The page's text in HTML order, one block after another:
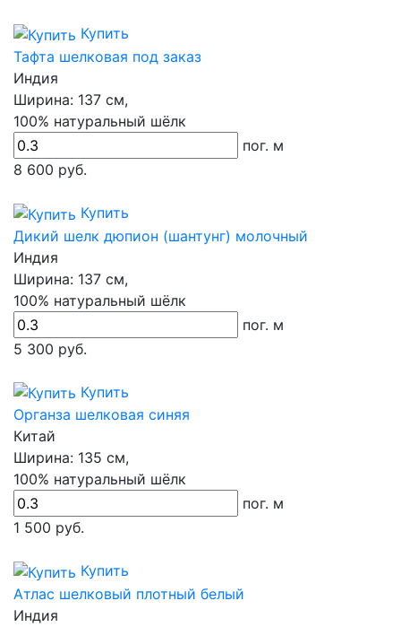
Купить
Тафта шелковая под заказ
Индия
Ширина: 137 см,
100% натуральный шёлк
пог. м
8 600руб.
Купить
Дикий шелк дюпион (шантунг) молочный
Индия
Ширина: 137 см,
100% натуральный шёлк
пог. м
5 300руб.
Купить
Органза шелковая синяя
Китай
Ширина: 135 см,
100% натуральный шёлк
пог. м
1 500руб.
Купить
Атлас шелковый плотный белый
Индия